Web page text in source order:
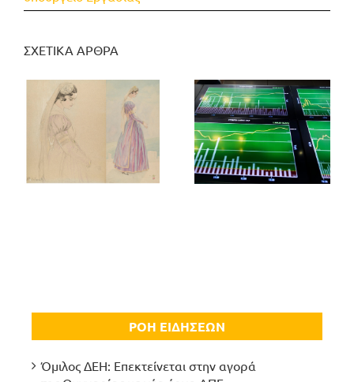
ΣΧΕΤΙΚΑ ΑΡΘΡΑ
ΡΟΗ ΕΙΔΗΣΕΩΝ
Όμιλος ΔΕΗ: Επεκτείνεται στην αγορά